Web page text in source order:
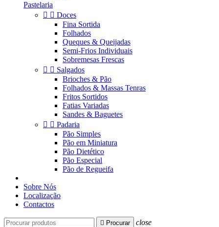
Pastelaria
  Doces
Fina Sortida
Folhados
Queques & Queijadas
Semi-Frios Individuais
Sobremesas Frescas
  Salgados
Brioches & Pão
Folhados & Massas Tenras
Fritos Sortidos
Fatias Variadas
Sandes & Baguetes
  Padaria
Pão Simples
Pão em Miniatura
Pão Dietético
Pão Especial
Pão de Regueifa
Sobre Nós
Localização
Contactos
 Procurar close